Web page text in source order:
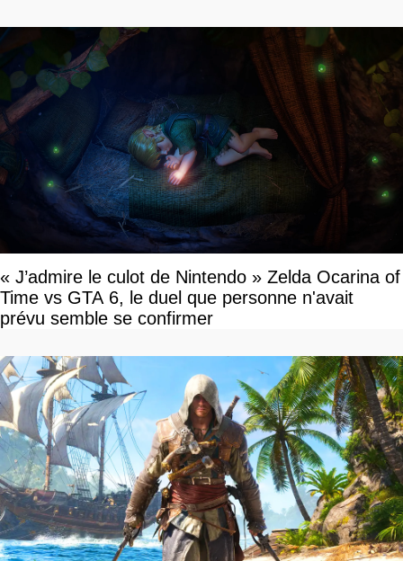
« J’admire le culot de Nintendo » Zelda Ocarina of
Time vs GTA 6, le duel que personne n'avait
prévu semble se confirmer